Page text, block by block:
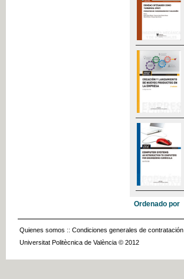
Ordenado por
Quienes somos :: Condiciones generales de contratación
Universitat Politècnica de València © 2012